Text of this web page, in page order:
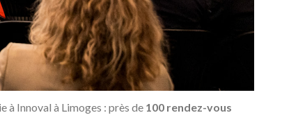
à Innoval à Limoges : près de 100 rendez-vous